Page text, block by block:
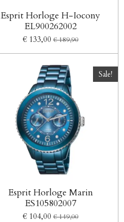
Esprit Horloge H-Iocony
EL900262002
€ 133,00 € 189,90
Sale!
Esprit Horloge Marin
ES105802007
€ 104,00 € 149,00